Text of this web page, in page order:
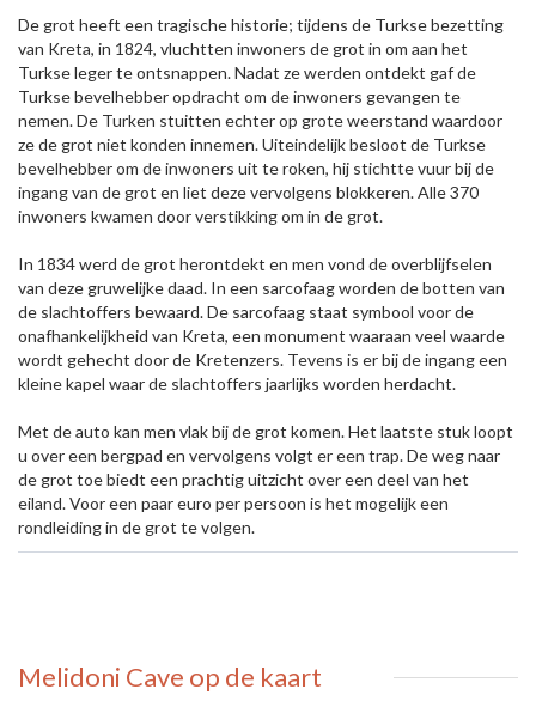
De grot heeft een tragische historie; tijdens de Turkse bezetting
van Kreta, in 1824, vluchtten inwoners de grot in om aan het
Turkse leger te ontsnappen. Nadat ze werden ontdekt gaf de
Turkse bevelhebber opdracht om de inwoners gevangen te
nemen. De Turken stuitten echter op grote weerstand waardoor
ze de grot niet konden innemen. Uiteindelijk besloot de Turkse
bevelhebber om de inwoners uit te roken, hij stichtte vuur bij de
ingang van de grot en liet deze vervolgens blokkeren. Alle 370
inwoners kwamen door verstikking om in de grot.
In 1834 werd de grot herontdekt en men vond de overblijfselen
van deze gruwelijke daad. In een sarcofaag worden de botten van
de slachtoffers bewaard. De sarcofaag staat symbool voor de
onafhankelijkheid van Kreta, een monument waaraan veel waarde
wordt gehecht door de Kretenzers. Tevens is er bij de ingang een
kleine kapel waar de slachtoffers jaarlijks worden herdacht.
Met de auto kan men vlak bij de grot komen. Het laatste stuk loopt
u over een bergpad en vervolgens volgt er een trap. De weg naar
de grot toe biedt een prachtig uitzicht over een deel van het
eiland. Voor een paar euro per persoon is het mogelijk een
rondleiding in de grot te volgen.
Melidoni Cave op de kaart